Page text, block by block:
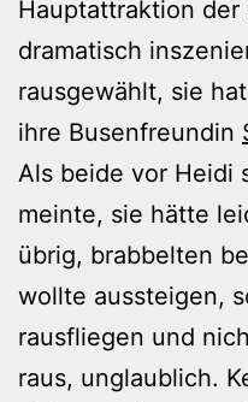
Hauptattraktion
dramatisch
rausgewählt, sie
ihre Busenfreundin
Als beide vor Heidi
meinte, sie hätte
übrig, brabbelten
wollte aussteigen,
rausfliegen und
raus, unglaublich.